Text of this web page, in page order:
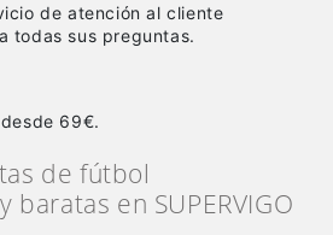
de atención al cliente
todas sus preguntas.
69€.
de fútbol
baratas en SUPERVIGO